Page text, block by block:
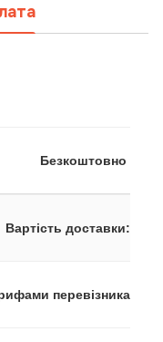
Безкоштовно
Вартість доставки:
перевізника